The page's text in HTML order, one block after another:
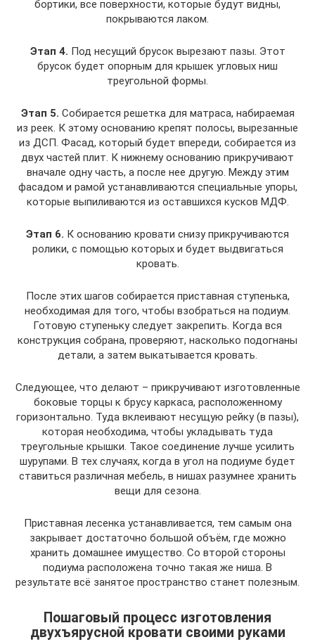
бортики, все поверхности, которые будут видны,
покрываются лаком.
Этап 4. Под несущий брусок вырезают пазы. Этот
брусок будет опорным для крышек угловых ниш
треугольной формы.
Этап 5. Собирается решетка для матраса, набираемая
из реек. К этому основанию крепят полосы, вырезанные
из ДСП. Фасад, который будет впереди, собирается из
двух частей плит. К нижнему основанию прикручивают
вначале одну часть, а после нее другую. Между этим
фасадом и рамой устанавливаются специальные упоры,
которые выпиливаются из оставшихся кусков МДФ.
Этап 6. К основанию кровати снизу прикручиваются
ролики, с помощью которых и будет выдвигаться
кровать.
После этих шагов собирается приставная ступенька,
необходимая для того, чтобы взобраться на подиум.
Готовую ступеньку следует закрепить. Когда вся
конструкция собрана, проверяют, насколько подогнаны
детали, а затем выкатывается кровать.
Следующее, что делают – прикручивают изготовленные
боковые торцы к брусу каркаса, расположенному
горизонтально. Туда вклеивают несущую рейку (в пазы),
которая необходима, чтобы укладывать туда
треугольные крышки. Такое соединение лучше усилить
шурупами. В тех случаях, когда в угол на подиуме будет
ставиться различная мебель, в нишах разумнее хранить
вещи для сезона.
Приставная лесенка устанавливается, тем самым она
закрывает достаточно большой объём, где можно
хранить домашнее имущество. Со второй стороны
подиума расположена точно такая же ниша. В
результате всё занятое пространство станет полезным.
Пошаговый процесс изготовления
двухъярусной кровати своими руками